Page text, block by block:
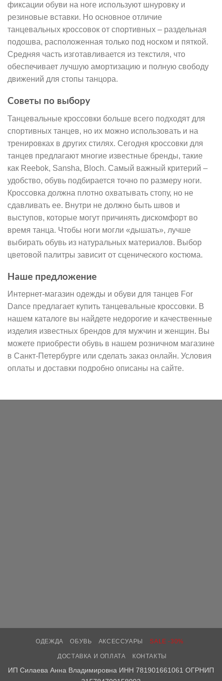
фиксации обуви на ноге используют шнуровку и
резиновые вставки. Но основное отличие
танцевальных кроссовок от спортивных – раздельная
подошва, расположенная только под носком и пяткой.
Средняя часть изготавливается из текстиля, что
обеспечивает лучшую амортизацию и полную свободу
движений для стопы танцора.
Советы по выбору
Танцевальные кроссовки больше всего подходят для
спортивных танцев, но их можно использовать и на
тренировках в других стилях. Сегодня кроссовки для
танцев предлагают многие известные бренды, такие
как Reebok, Sansha, Bloch. Самый важный критерий –
удобство, обувь подбирается точно по размеру ноги.
Кроссовка должна плотно охватывать стопу, но не
сдавливать ее. Внутри не должно быть швов и
выступов, которые могут причинять дискомфорт во
время танца. Чтобы ноги могли «дышать», лучше
выбирать обувь из натуральных материалов. Выбор
цветовой палитры зависит от сценического костюма.
Наше предложение
Интернет-магазин одежды и обуви для танцев For
Dance предлагает купить танцевальные кроссовки. В
нашем каталоге вы найдете недорогие и качественные
изделия известных брендов для мужчин и женщин. Вы
можете приобрести обувь в нашем розничном магазине
в Санкт-Петербурге или сделать заказ онлайн. Условия
оплаты и доставки подробно описаны на сайте.
ОДЕЖДА ОБУВЬ АКСЕССУАРЫ SALE -30%
ДОСТАВКА И ОПЛАТА КОНТАКТЫ
ИП Силаева Анна Владимировна ИНН 781901661061 ОГРНИП